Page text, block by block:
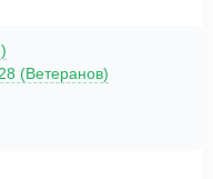
(Ветеранов)